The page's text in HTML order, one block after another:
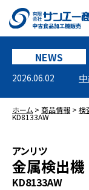
NEWS
2026.06.02
ホーム > 商品情報 > 検
KD8133AW
アンリツ
金属検出機
KD8133AW